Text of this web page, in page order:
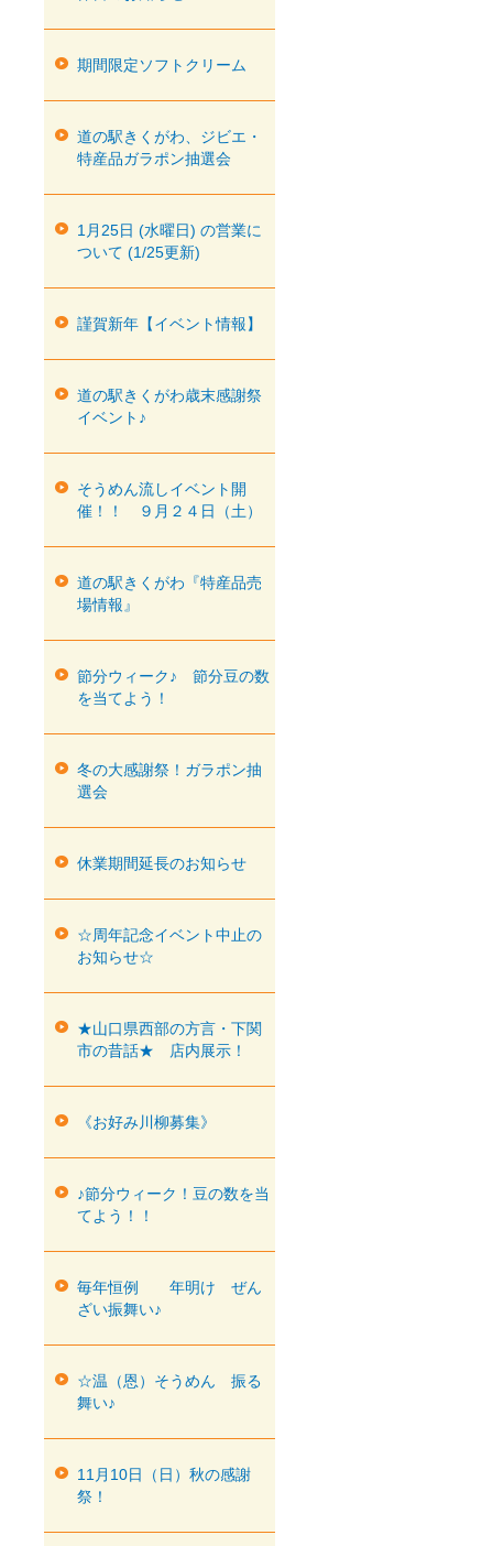
期間限定ソフトクリーム
道の駅きくがわ、ジビエ・
特産品ガラポン抽選会
1月25日 (水曜日) の営業に
ついて (1/25更新)
謹賀新年【イベント情報】
道の駅きくがわ歳末感謝祭
イベント♪
そうめん流しイベント開
催！！ ９月２４日（土）
道の駅きくがわ『特産品売
場情報』
節分ウィーク♪ 節分豆の数
を当てよう！
冬の大感謝祭！ガラポン抽
選会
休業期間延長のお知らせ
☆周年記念イベント中止の
お知らせ☆
★山口県西部の方言・下関
市の昔話★ 店内展示！
《お好み川柳募集》
♪節分ウィーク！豆の数を当
てよう！！
毎年恒例 年明け ぜん
ざい振舞い♪
☆温（恩）そうめん 振る
舞い♪
11月10日（日）秋の感謝
祭！